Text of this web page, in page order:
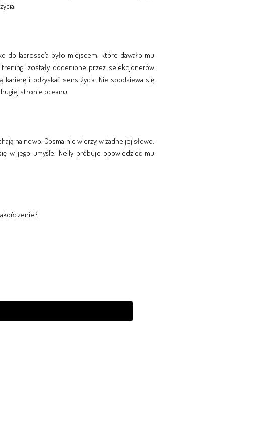
do lacrosse’a było miejscem, które dawało mu
zostały docenione przez selekcjonerów
karierę i odzyskać sens życia. Nie spodziewa się
stronie oceanu.
na nowo. Cosma nie wierzy w żadne jej słowo.
w jego umyśle. Nelly próbuje opowiedzieć mu